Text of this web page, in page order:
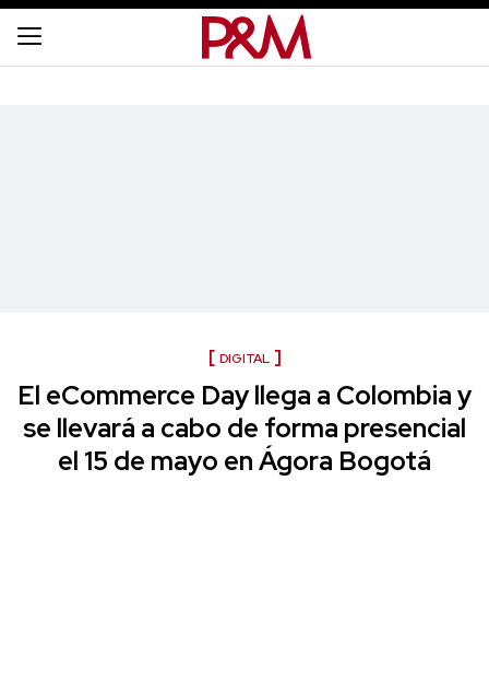
DIGITAL
El eCommerce Day llega a Colombia y
se llevará a cabo de forma presencial
el 15 de mayo en Ágora Bogotá